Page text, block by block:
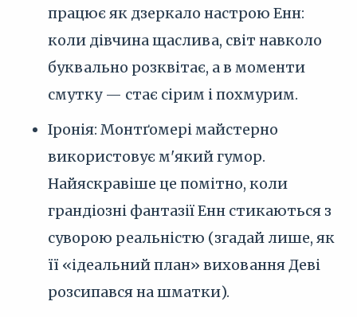
працює як дзеркало настрою Енн:
коли дівчина щаслива, світ навколо
буквально розквітає, а в моменти
смутку — стає сірим і похмурим.
Іронія: Монтґомері майстерно
використовує м'який гумор.
Найяскравіше це помітно, коли
грандіозні фантазії Енн стикаються з
суворою реальністю (згадай лише, як
її «ідеальний план» виховання Деві
розсипався на шматки).